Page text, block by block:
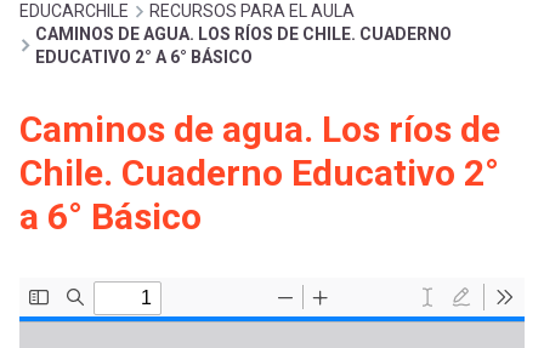
Menú
entrar
a
mi
Gestión
curricular
Comunidad
Expand
Exploración
Expand
[Educarchile
sesión
Regístrate
Sobrescribir
enlaces
de
a
EDUCARCHILE
RECURSOS PARA EL AULA
CAMINOS DE AGUA. LOS RÍOS DE CHILE. CUADERNO
EDUCATIVO 2° A 6° BÁSICO
Caminos de agua. Los ríos de
Chile. Cuaderno Educativo 2°
a 6° Básico
registrarte.
Inicia sesión.